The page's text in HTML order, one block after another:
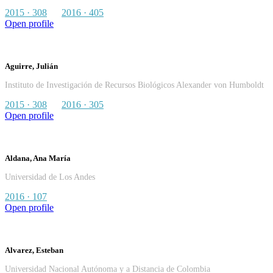
2015 · 308
2016 · 405
Open profile
Aguirre, Julián
Instituto de Investigación de Recursos Biológicos Alexander von Humboldt
2015 · 308
2016 · 305
Open profile
Aldana, Ana María
Universidad de Los Andes
2016 · 107
Open profile
Alvarez, Esteban
Universidad Nacional Autónoma y a Distancia de Colombia